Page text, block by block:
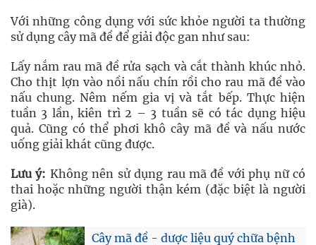
Với những công dụng với sức khỏe người ta thường
sử dụng cây mã đề để giải độc gan như sau:
Lấy nắm rau mã đề rửa sạch và cắt thành khúc nhỏ.
Cho thịt lợn vào nồi nấu chín rồi cho rau mã đề vào
nấu chung. Nêm nếm gia vị và tắt bếp. Thực hiện
tuần 3 lần, kiên trì 2 – 3 tuần sẽ có tác dụng hiệu
quả. Cũng có thể phơi khô cây mã đề và nấu nước
uống giải khát cũng được.
Lưu ý: Không nên sử dụng rau mã đề với phụ nữ có
thai hoặc những người thận kém (đặc biệt là người
già).
Cây mã đề - dược liệu quý chữa bệnh